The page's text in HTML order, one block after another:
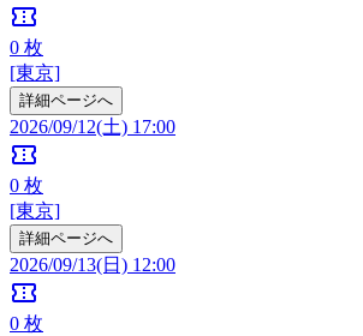
confirmation_number
0 枚
[東京]
詳細ページへ
2026/09/12(土) 17:00
confirmation_number
0 枚
[東京]
詳細ページへ
2026/09/13(日) 12:00
confirmation_number
0 枚